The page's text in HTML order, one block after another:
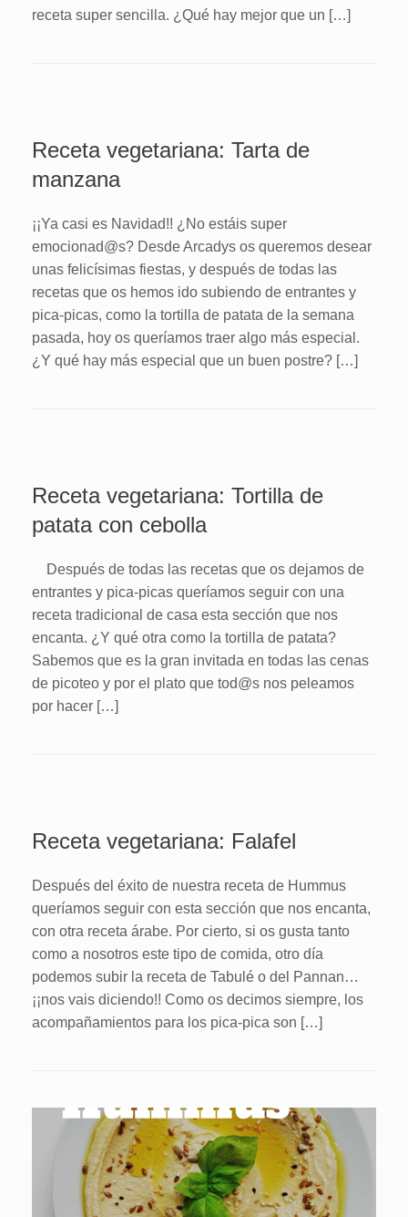
receta super sencilla. ¿Qué hay mejor que un […]
Receta vegetariana: Tarta de
manzana
¡¡Ya casi es Navidad!! ¿No estáis super
emocionad@s? Desde Arcadys os queremos desear
unas felicísimas fiestas, y después de todas las
recetas que os hemos ido subiendo de entrantes y
pica-picas, como la tortilla de patata de la semana
pasada, hoy os queríamos traer algo más especial.
¿Y qué hay más especial que un buen postre? […]
Receta vegetariana: Tortilla de
patata con cebolla
Después de todas las recetas que os dejamos de
entrantes y pica-picas queríamos seguir con una
receta tradicional de casa esta sección que nos
encanta. ¿Y qué otra como la tortilla de patata?
Sabemos que es la gran invitada en todas las cenas
de picoteo y por el plato que tod@s nos peleamos
por hacer […]
Receta vegetariana: Falafel
Después del éxito de nuestra receta de Hummus
queríamos seguir con esta sección que nos encanta,
con otra receta árabe. Por cierto, si os gusta tanto
como a nosotros este tipo de comida, otro día
podemos subir la receta de Tabulé o del Pannan…
¡¡nos vais diciendo!! Como os decimos siempre, los
acompañamientos para los pica-pica son […]